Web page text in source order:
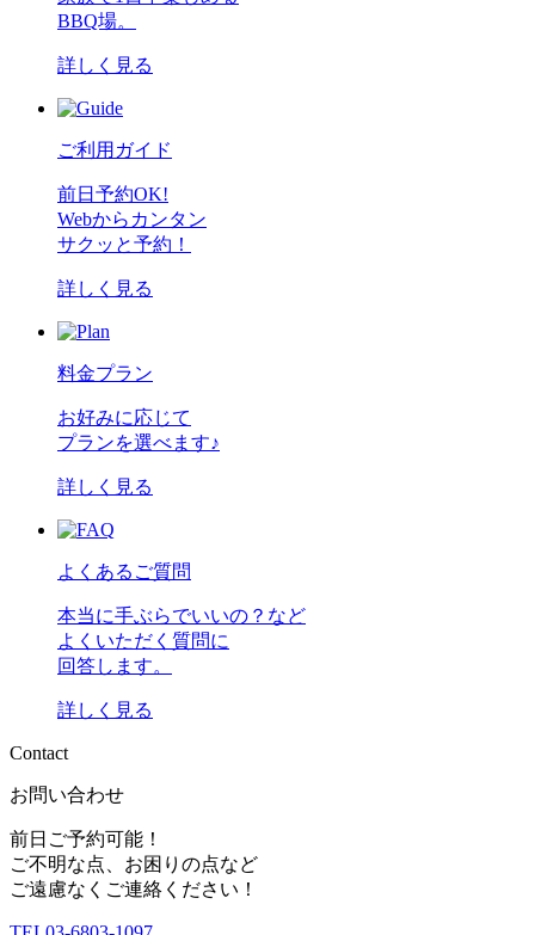
BBQ場。
詳しく見る
ご利用ガイド
前日予約OK!
Webからカンタン
サクッと予約！
詳しく見る
料金プラン
お好みに応じて
プランを選べます♪
詳しく見る
よくあるご質問
本当に手ぶらでいいの？など
よくいただく質問に
回答します。
詳しく見る
Contact
お問い合わせ
前日ご予約可能！
ご不明な点、お困りの点など
ご遠慮なくご連絡ください！